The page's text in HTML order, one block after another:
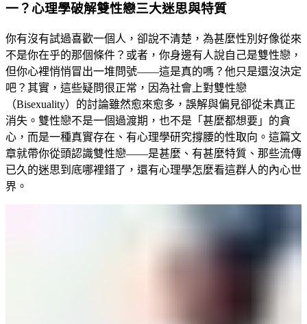
一？心理學破解雙性戀三大迷思與特質
你有沒有試過喜歡一個人，卻說不清楚，為甚麼性別好像從來
不是你在乎的那個條件？或者，你身邊有人說自己是雙性戀，
但你心裡悄悄冒出一堆問號——這是真的嗎？他只是還沒決定
吧？其實，這些疑問很正常，因為社會上對雙性戀
（Bisexuality）的討論雖然愈來愈多，誤解與偏見卻從未真正
消失。雙性戀不是一個過渡期，也不是「甚麼都想要」的貪
心，而是一種真實存在、有心理學研究撐腰的性取向。這篇文
章就帶你從頭認識雙性戀——是甚麼、有甚麼特質、那些流傳
已久的迷思到底哪裡錯了，還有心理學怎麼看這群人的內心世
界。